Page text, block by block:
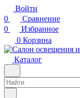
Войти
0
Сравнение
0
Избранное
0 Корзина
Каталог